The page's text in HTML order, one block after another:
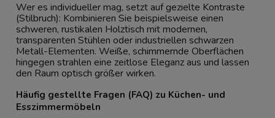
Wer es individueller mag, setzt auf gezielte Kontraste
(Stilbruch): Kombinieren Sie beispielsweise einen
schweren, rustikalen Holztisch mit modernen,
transparenten Stühlen oder industriellen schwarzen
Metall-Elementen. Weiße, schimmernde Oberflächen
hingegen strahlen eine zeitlose Eleganz aus und lassen
den Raum optisch größer wirken.
Häufig gestellte Fragen (FAQ) zu Küchen- und
Esszimmermöbeln